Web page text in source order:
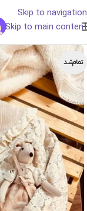
Skip to navigation
Skip to main content
تمام‌شد